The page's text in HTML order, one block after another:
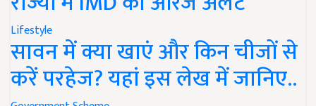
Lifestyle
सावन में क्या खाएं और किन चीजों से
करें परहेज? यहां इस लेख में जानिए..